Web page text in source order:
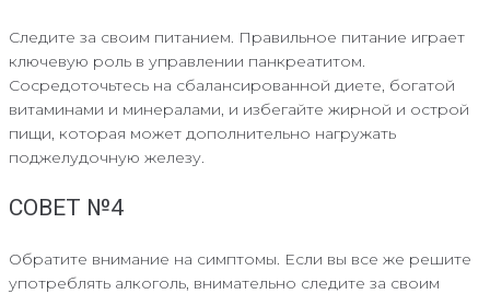
Следите за своим питанием. Правильное питание играет
ключевую роль в управлении панкреатитом.
Сосредоточьтесь на сбалансированной диете, богатой
витаминами и минералами, и избегайте жирной и острой
пищи, которая может дополнительно нагружать
поджелудочную железу.
СОВЕТ №4
Обратите внимание на симптомы. Если вы все же решите
употреблять алкоголь, внимательно следите за своим